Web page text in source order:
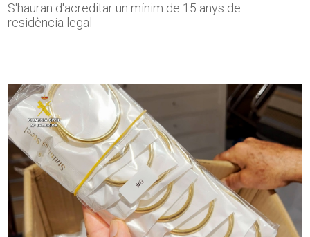
S'hauran d'acreditar un mínim de 15 anys de
residència legal